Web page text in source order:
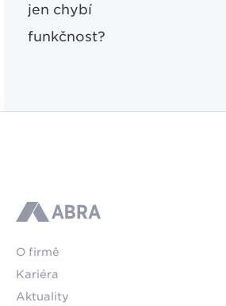
jen chybí
funkčnost?
ABRA
O firmě
Kariéra
Aktuality